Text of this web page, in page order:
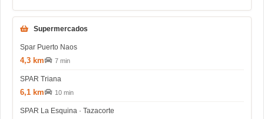
Supermercados
Spar Puerto Naos
4,3 km 7 min
SPAR Triana
6,1 km 10 min
SPAR La Esquina · Tazacorte